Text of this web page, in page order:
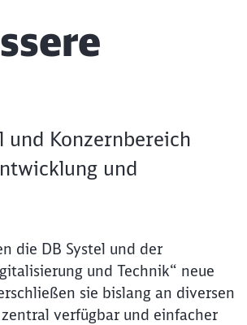
und Konzernbereich
und
die DB Systel und der
und Technik“ neue
sie bislang an diversen
verfügbar und einfacher